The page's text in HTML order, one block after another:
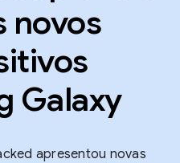
novos
Galaxy
apresentou novas